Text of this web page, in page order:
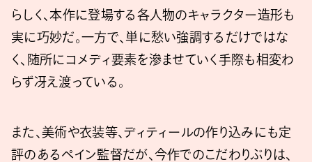
らしく、本作に登場する各人物のキャラクター造形も
実に巧妙だ。一方で、単に愁い強調するだけではな
く、随所にコメディ要素を滲ませていく手際も相変わ
らず冴え渡っている。
また、美術や衣装等、ディティールの作り込みにも定
評のあるペイン監督だが、今作でのこだわりぶりは、